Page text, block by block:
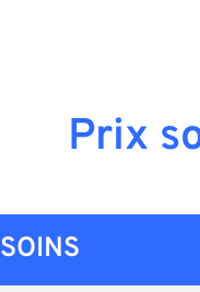
Prix
SOINS